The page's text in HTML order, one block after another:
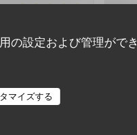
の設定および管理がで
マイズする
5/5 品質-価格